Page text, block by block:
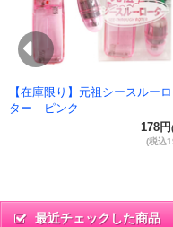
Previous
【在庫限り】元祖シースルー
ター ピンク
178円
(税込
最近チェックした商品